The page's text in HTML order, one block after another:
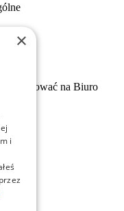
kierować na Biuro
×
i